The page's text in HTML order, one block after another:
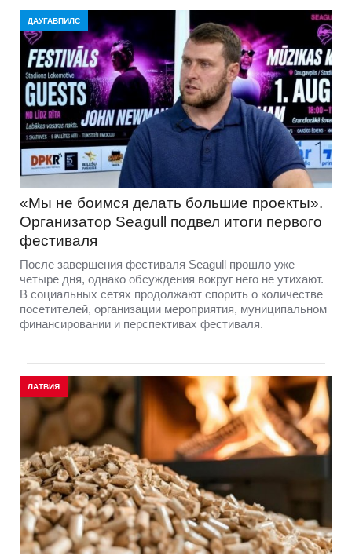
ДАУГАВПИЛС
«Мы не боимся делать большие проекты».
Организатор Seagull подвел итоги первого
фестиваля
После завершения фестиваля Seagull прошло уже
четыре дня, однако обсуждения вокруг него не утихают.
В социальных сетях продолжают спорить о количестве
посетителей, организации мероприятия, муниципальном
финансировании и перспективах фестиваля.
ЛАТВИЯ